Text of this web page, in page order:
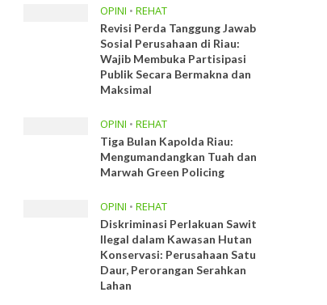
OPINI • REHAT
Revisi Perda Tanggung Jawab
Sosial Perusahaan di Riau:
Wajib Membuka Partisipasi
Publik Secara Bermakna dan
Maksimal
OPINI • REHAT
Tiga Bulan Kapolda Riau:
Mengumandangkan Tuah dan
Marwah Green Policing
OPINI • REHAT
Diskriminasi Perlakuan Sawit
Ilegal dalam Kawasan Hutan
Konservasi: Perusahaan Satu
Daur, Perorangan Serahkan
Lahan